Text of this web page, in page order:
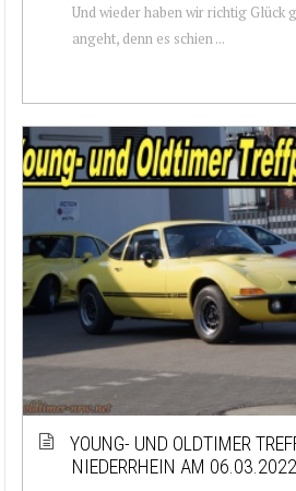
Und wieder haben wir richtig Glück
angeht, denn es schien ...
YOUNG- UND OLDTIMER
NIEDERRHEIN AM 06.03.2022